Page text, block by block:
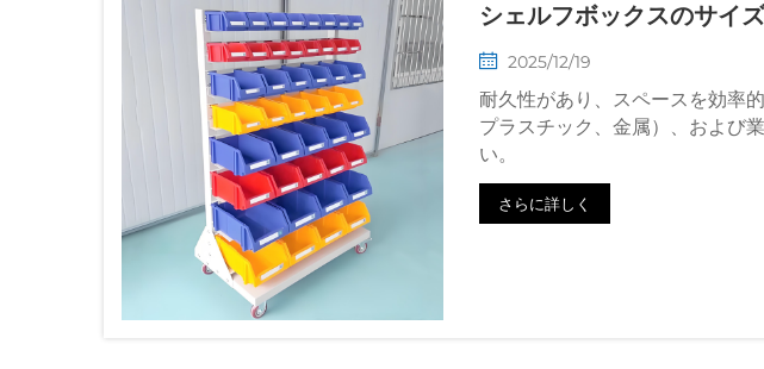
シェルフボックスのサイ
2025/12/19
耐久性があり、スペースを効率
プラスチック、金属）、および
い。
さらに詳しく